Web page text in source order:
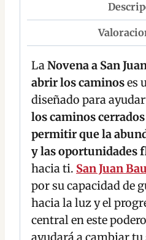
LaNovena a San
abrir los caminoses
diseñado para
los caminos
permitir que la
y las oportunidades
hacia ti. San Juan
por su capacidad de
hacia la luz y el
central en este